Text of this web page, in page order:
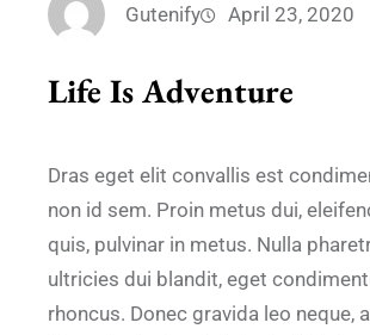
Gutenify April 23, 2020
Life Is Adventure
Dras eget elit convallis est
non id sem. Proin metus dui,
quis, pulvinar in metus. Nulla
ultricies dui blandit, eget
rhoncus. Donec gravida leo neque,